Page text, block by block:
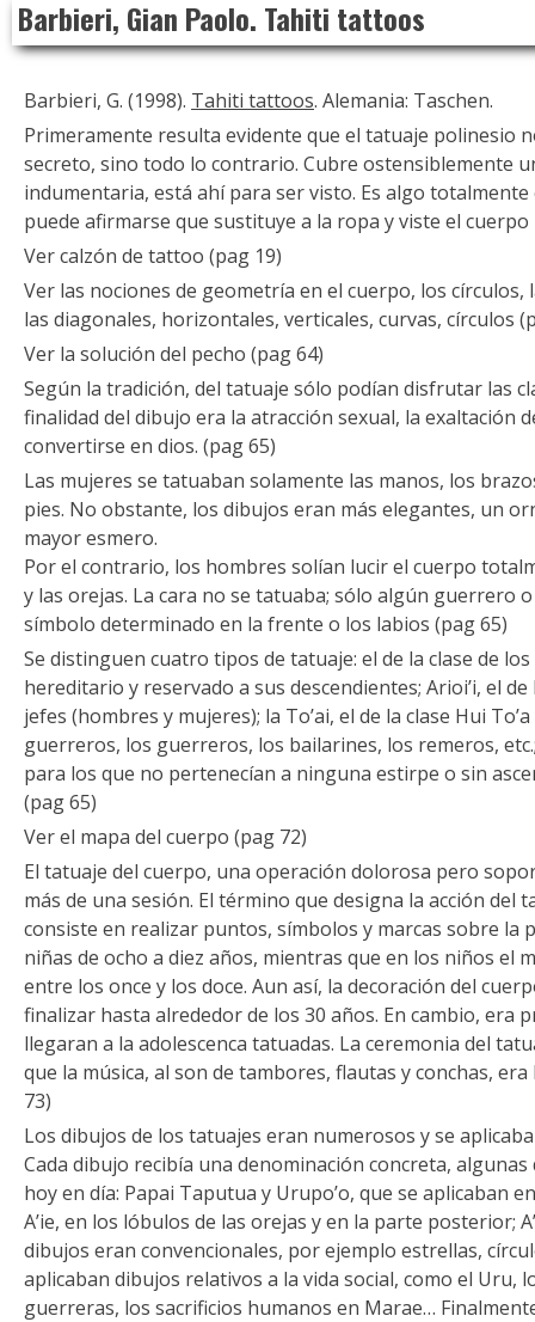
content
Barbieri, Gian Paolo. Tahiti tattoos
Barbieri, G. (1998). Tahiti tattoos. Alemania: Taschen.
Primeramente resulta evidente que el tatuaje polinesio
secreto, sino todo lo contrario. Cubre ostensiblemente
indumentaria, está ahí para ser visto. Es algo
puede afirmarse que sustituye a la ropa y viste el cuerpo
Ver calzón de tattoo (pag 19)
Ver las nociones de geometría en el cuerpo, los círculos,
las diagonales, horizontales, verticales, curvas, círculos
Ver la solución del pecho (pag 64)
Según la tradición, del tatuaje sólo podían disfrutar las
finalidad del dibujo era la atracción sexual, la exaltación
convertirse en dios. (pag 65)
Las mujeres se tatuaban solamente las manos, los
pies. No obstante, los dibujos eran más elegantes, un
mayor esmero.
Por el contrario, los hombres solían lucir el cuerpo
y las orejas. La cara no se tatuaba; sólo algún guerrero
símbolo determinado en la frente o los labios (pag 65)
Se distinguen cuatro tipos de tatuaje: el de la clase de los
hereditario y reservado a sus descendientes; Arioi’i, el
jefes (hombres y mujeres); la To’ai, el de la clase Hui
guerreros, los guerreros, los bailarines, los remeros,
para los que no pertenecían a ninguna estirpe o sin
(pag 65)
Ver el mapa del cuerpo (pag 72)
El tatuaje del cuerpo, una operación dolorosa pero
más de una sesión. El término que designa la acción del
consiste en realizar puntos, símbolos y marcas sobre la
niñas de ocho a diez años, mientras que en los niños el
entre los once y los doce. Aun así, la decoración del
finalizar hasta alrededor de los 30 años. En cambio, era
llegaran a la adolescenca tatuadas. La ceremonia del
que la música, al son de tambores, flautas y conchas,
73)
Los dibujos de los tatuajes eran numerosos y se
Cada dibujo recibía una denominación concreta, algunas
hoy en día: Papai Taputua y Urupo’o, que se aplicaban
A’ie, en los lóbulos de las orejas y en la parte posterior;
dibujos eran convencionales, por ejemplo estrellas,
aplicaban dibujos relativos a la vida social, como el Uru,
guerreras, los sacrificios humanos en Marae…